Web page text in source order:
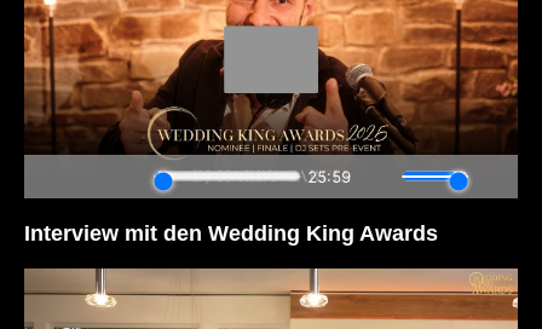
Interview mit den Wedding King Awards